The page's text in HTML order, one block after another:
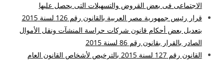
الاجتماعى فى بعض القروض والتسهيلات التى يحصل عليها
قرار رئيس جمهورية مصر العربية بالقانون رقم 126 لسنة 2015
بتعديل بعض أحكام قانون شركات حراسة المنشآت ونقل الأموال
الصادر بالقرار بقانون رقم 86 لسنة 2015
القانون رقم 127 لسنة 2015 بالترخيص لأشخاص القانون العام